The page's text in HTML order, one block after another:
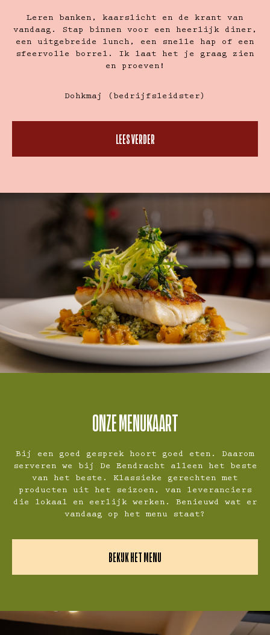
Leren banken, kaarslicht en de krant van
vandaag. Stap binnen voor een heerlijk diner,
een uitgebreide lunch, een snelle hap of een
sfeervolle borrel. Ik laat het je graag zien
en proeven!
Dohkmaj (bedrijfsleidster)
LEES VERDER
ONZE MENUKAART
Bij een goed gesprek hoort goed eten. Daarom
serveren we bij De Eendracht alleen het beste
van het beste. Klassieke gerechten met
producten uit het seizoen, van leveranciers
die lokaal en eerlijk werken. Benieuwd wat er
vandaag op het menu staat?
BEKIJK HET MENU